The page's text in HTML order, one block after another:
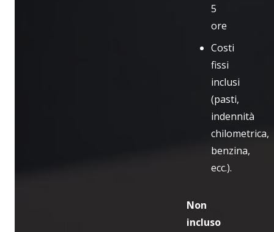
5
ore
Costi
fissi
inclusi
(pasti,
indennità
chilometrica,
benzina,
ecc.).
Non
incluso